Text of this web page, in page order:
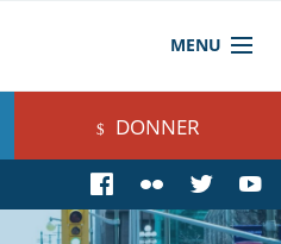
MENU
DONNER